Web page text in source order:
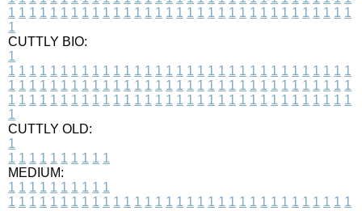
1 1 1 1 1 1 1 1 1 1 1 1 1 1 1 1 1 1 1 1 1 1 1 1 1 1 1 1 1 1 1 1 1
1
CUTTLY BIO:
1
1 1 1 1 1 1 1 1 1 1 1 1 1 1 1 1 1 1 1 1 1 1 1 1 1 1 1 1 1 1 1 1 1
1 1 1 1 1 1 1 1 1 1 1 1 1 1 1 1 1 1 1 1 1 1 1 1 1 1 1 1 1 1 1 1 1
1 1 1 1 1 1 1 1 1 1 1 1 1 1 1 1 1 1 1 1 1 1 1 1 1 1 1 1 1 1 1 1 1
1
CUTTLY OLD:
1
1 1 1 1 1 1 1 1 1 1
MEDIUM:
1 1 1 1 1 1 1 1 1 1
1 1 1 1 1 1 1 1 1 1 1 1 1 1 1 1 1 1 1 1 1 1 1 1 1 1 1 1 1 1 1 1 1